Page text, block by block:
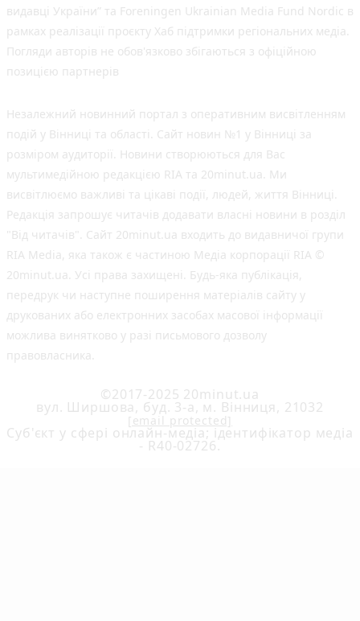
видавці України” та Foreningen Ukrainian Media Fund Nordic в
рамках реалізації проєкту Хаб підтримки регіональних медіа.
Погляди авторів не обов'язково збігаються з офіційною
позицією партнерів
Незалежний новинний портал з оперативним висвітленням
подій у Вінниці та області. Сайт новин №1 у Вінниці за
розміром аудиторії. Новини створюються для Вас
мультимедійною редакцією RIA та 20minut.ua. Ми
висвітлюємо важливі та цікаві події, людей, життя Вінниці.
Редакція запрошує читачів додавати власні новини в розділ
"Від читачів". Сайт 20minut.ua входить до видавничої групи
RIA Media, яка також є частиною Медіа корпорації RIA ©
20minut.ua. Усі права захищені. Будь-яка публiкацiя,
передрук чи наступне поширення матеріалів сайту у
друкованих або електронних засобах масової інформації
можлива винятково у разі письмового дозволу
правовласника.
©2017-2025 20minut.ua
вул. Ширшова, буд. 3-а, м. Вінниця, 21032
[email protected]
Cуб'єкт у сфері онлайн-медіа; ідентифікатор медіа
- R40-02726.